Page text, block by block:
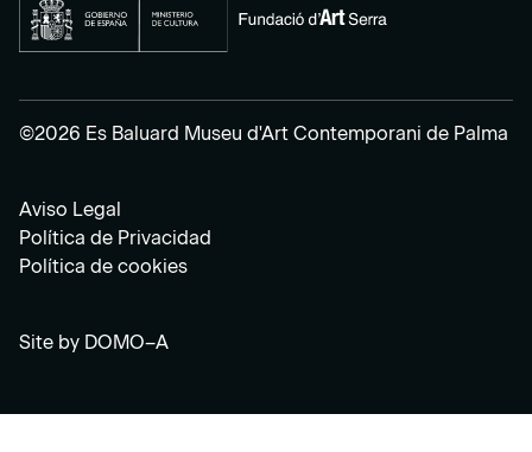
©2026 Es Baluard Museu d'Art Contemporani de Palma
Aviso Legal
Política de Privacidad
Política de cookies
Site by DOMO–A